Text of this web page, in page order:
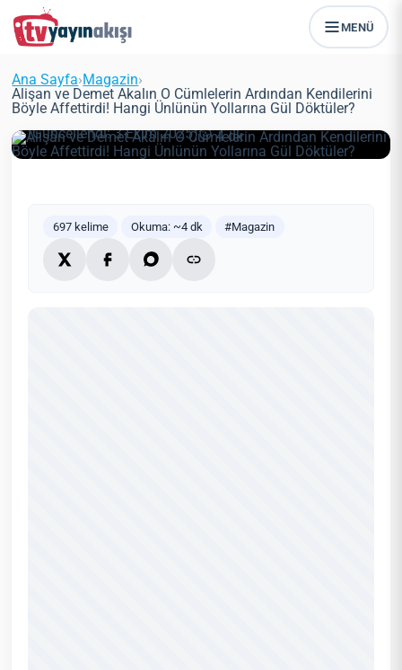
MENÜ
Ana Sayfa›Magazin›
Alişan ve Demet Akalın O Cümlelerin Ardından Kendilerini
Böyle Affettirdi! Hangi Ünlünün Yollarına Gül Döktüler?
Alişan ve Demet Akalın O
Cümlelerin Ardından Kendilerini
Yollarına Gül Döktüler?
Zeynep Öztürk Magazin
28 Mayıs 2021
(Güncellendi: 3 Ekim 2025)
4 dk
697 kelime Okuma: ~4 dk #Magazin